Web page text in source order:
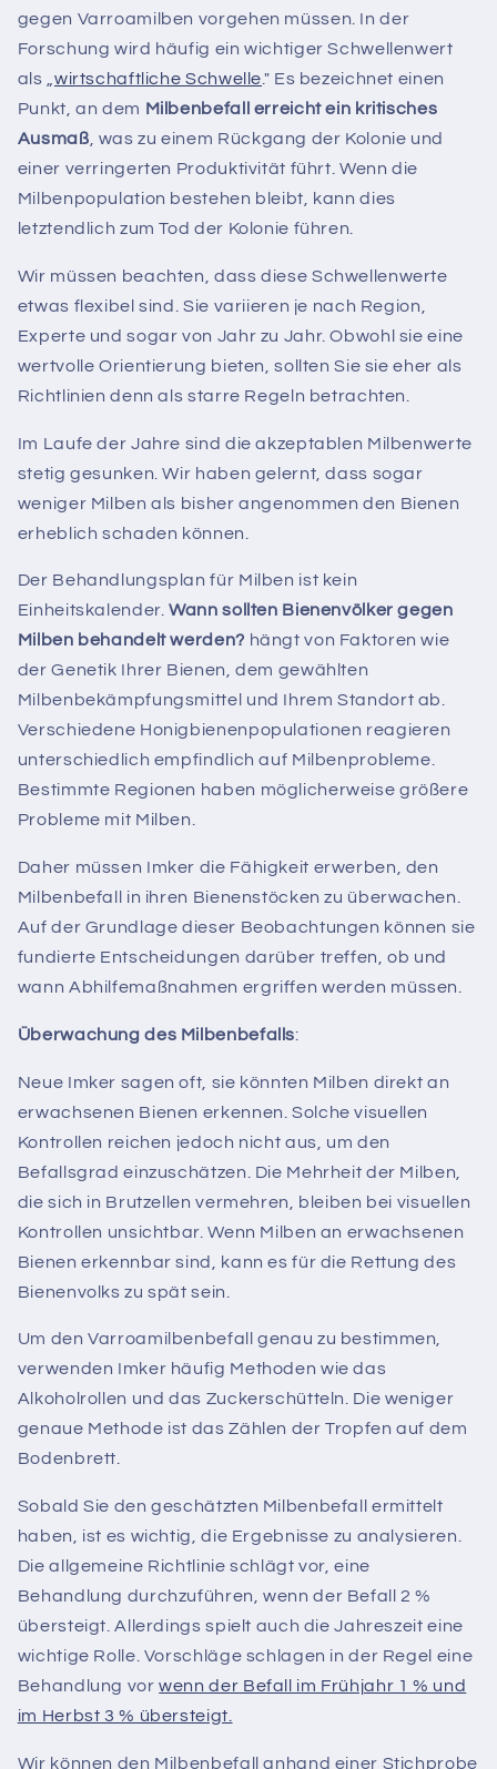
gegen Varroamilben vorgehen müssen. In der
Forschung wird häufig ein wichtiger Schwellenwert
als „ wirtschaftliche Schwelle." Es bezeichnet einen
Punkt, an dem Milbenbefall erreicht ein kritisches
Ausmaß , was zu einem Rückgang der Kolonie und
einer verringerten Produktivität führt. Wenn die
Milbenpopulation bestehen bleibt, kann dies
letztendlich zum Tod der Kolonie führen.
Wir müssen beachten, dass diese Schwellenwerte
etwas flexibel sind. Sie variieren je nach Region,
Experte und sogar von Jahr zu Jahr. Obwohl sie eine
wertvolle Orientierung bieten, sollten Sie sie eher als
Richtlinien denn als starre Regeln betrachten.
Im Laufe der Jahre sind die akzeptablen Milbenwerte
stetig gesunken. Wir haben gelernt, dass sogar
weniger Milben als bisher angenommen den Bienen
erheblich schaden können.
Der Behandlungsplan für Milben ist kein
Einheitskalender.Wann sollten Bienenvölker gegen
Milben behandelt werden? hängt von Faktoren wie
der Genetik Ihrer Bienen, dem gewählten
Milbenbekämpfungsmittel und Ihrem Standort ab.
Verschiedene Honigbienenpopulationen reagieren
unterschiedlich empfindlich auf Milbenprobleme.
Bestimmte Regionen haben möglicherweise größere
Probleme mit Milben.
Daher müssen Imker die Fähigkeit erwerben, den
Milbenbefall in ihren Bienenstöcken zu überwachen.
Auf der Grundlage dieser Beobachtungen können sie
fundierte Entscheidungen darüber treffen, ob und
wann Abhilfemaßnahmen ergriffen werden müssen.
Überwachung des Milbenbefalls:
Neue Imker sagen oft, sie könnten Milben direkt an
erwachsenen Bienen erkennen. Solche visuellen
Kontrollen reichen jedoch nicht aus, um den
Befallsgrad einzuschätzen. Die Mehrheit der Milben,
die sich in Brutzellen vermehren, bleiben bei visuellen
Kontrollen unsichtbar. Wenn Milben an erwachsenen
Bienen erkennbar sind, kann es für die Rettung des
Bienenvolks zu spät sein.
Um den Varroamilbenbefall genau zu bestimmen,
verwenden Imker häufig Methoden wie das
Alkoholrollen und das Zuckerschütteln. Die weniger
genaue Methode ist das Zählen der Tropfen auf dem
Bodenbrett.
Sobald Sie den geschätzten Milbenbefall ermittelt
haben, ist es wichtig, die Ergebnisse zu analysieren.
Die allgemeine Richtlinie schlägt vor, eine
Behandlung durchzuführen, wenn der Befall 2 %
übersteigt. Allerdings spielt auch die Jahreszeit eine
wichtige Rolle. Vorschläge schlagen in der Regel eine
Behandlung vorwenn der Befall im Frühjahr 1 % und
im Herbst 3 % übersteigt.
Wir können den Milbenbefall anhand einer Stichprobe